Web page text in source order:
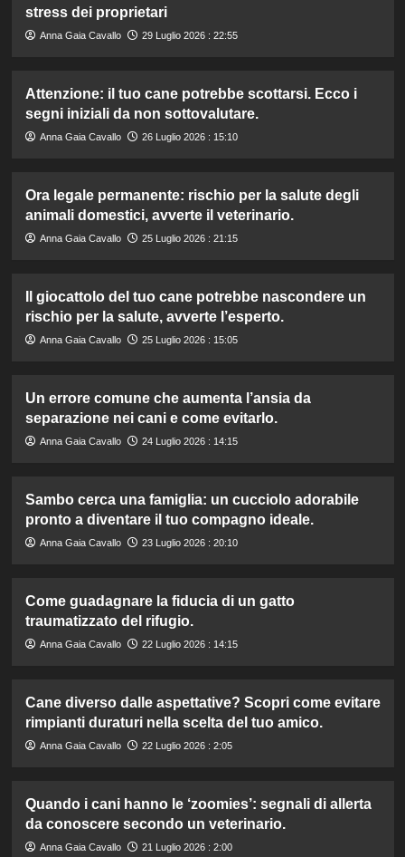
stress dei proprietari
Anna Gaia Cavallo 29 Luglio 2026 : 22:55
Attenzione: il tuo cane potrebbe scottarsi. Ecco i
segni iniziali da non sottovalutare.
Anna Gaia Cavallo 26 Luglio 2026 : 15:10
Ora legale permanente: rischio per la salute degli
animali domestici, avverte il veterinario.
Anna Gaia Cavallo 25 Luglio 2026 : 21:15
Il giocattolo del tuo cane potrebbe nascondere un
rischio per la salute, avverte l’esperto.
Anna Gaia Cavallo 25 Luglio 2026 : 15:05
Un errore comune che aumenta l’ansia da
separazione nei cani e come evitarlo.
Anna Gaia Cavallo 24 Luglio 2026 : 14:15
Sambo cerca una famiglia: un cucciolo adorabile
pronto a diventare il tuo compagno ideale.
Anna Gaia Cavallo 23 Luglio 2026 : 20:10
Come guadagnare la fiducia di un gatto
traumatizzato del rifugio.
Anna Gaia Cavallo 22 Luglio 2026 : 14:15
Cane diverso dalle aspettative? Scopri come evitare
rimpianti duraturi nella scelta del tuo amico.
Anna Gaia Cavallo 22 Luglio 2026 : 2:05
Quando i cani hanno le ‘zoomies’: segnali di allerta
da conoscere secondo un veterinario.
Anna Gaia Cavallo 21 Luglio 2026 : 2:00